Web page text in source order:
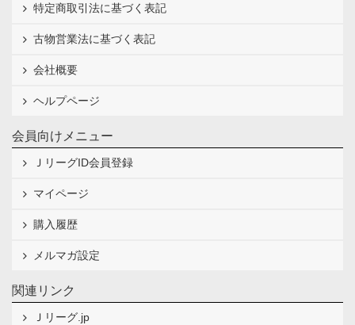
特定商取引法に基づく表記
古物営業法に基づく表記
会社概要
ヘルプページ
会員向けメニュー
ＪリーグID会員登録
マイページ
購入履歴
メルマガ設定
関連リンク
Ｊリーグ.jp